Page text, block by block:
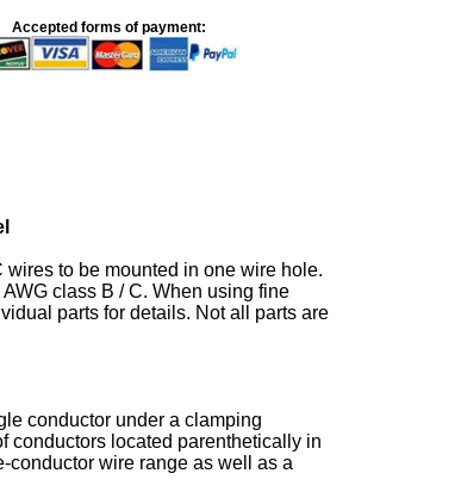
Accepted forms of payment:
to be mounted in one wire hole.
class B / C. When using fine
parts for details. Not all parts are
conductor under a clamping
conductors located parenthetically in
conductor wire range as well as a